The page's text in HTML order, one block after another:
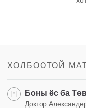
ХОЛБООТОЙ
Боны ёс ба
Доктор